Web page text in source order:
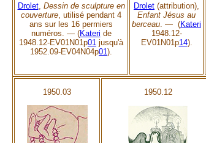
Drolet, Dessin de sculpture en
couverture , utilisé pendant 4
ans sur les 16 permiers
numéros. —(Kateri de
1948.12-EV01N01p01 jusqu'à
1952.09-EV04N04p01 ).
Drolet (attribution),
Enfant Jésus au
berceau . — (Kateri
1948.12-
EV01N01p14).
1950.03 1950.12